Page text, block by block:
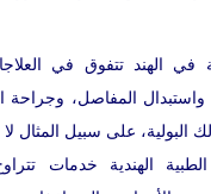
في الهند تتفوق في
واستبدال المفاصل،
البولية، على سبيل المثال لا
الهندية خدمات